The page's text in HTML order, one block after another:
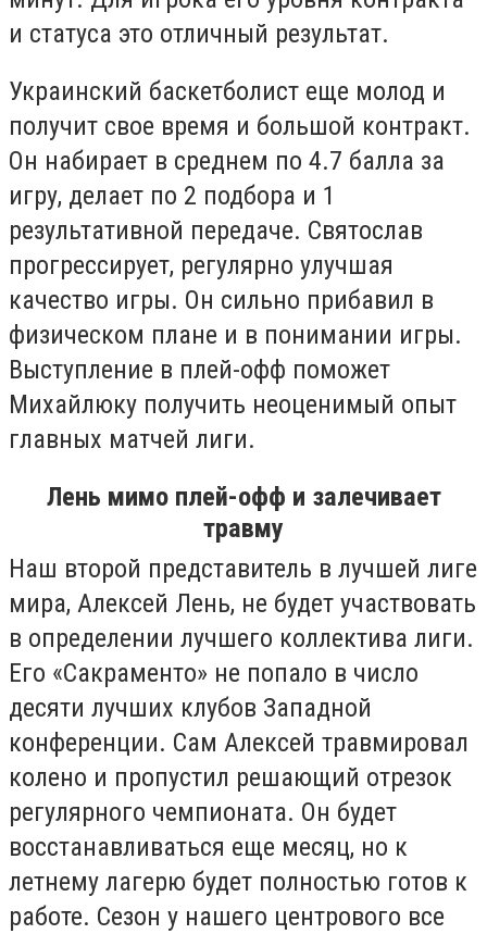
и статуса это отличный результат.
Украинский баскетболист еще молод и
получит свое время и большой контракт.
Он набирает в среднем по 4.7 балла за
игру, делает по 2 подбора и 1
результативной передаче. Святослав
прогрессирует, регулярно улучшая
качество игры. Он сильно прибавил в
физическом плане и в понимании игры.
Выступление в плей-офф поможет
Михайлюку получить неоценимый опыт
главных матчей лиги.
Лень мимо плей-офф и залечивает
травму
Наш второй представитель в лучшей лиге
мира, Алексей Лень, не будет участвовать
в определении лучшего коллектива лиги.
Его «Сакраменто» не попало в число
десяти лучших клубов Западной
конференции. Сам Алексей травмировал
колено и пропустил решающий отрезок
регулярного чемпионата. Он будет
восстанавливаться еще месяц, но к
летнему лагерю будет полностью готов к
работе. Сезон у нашего центрового все